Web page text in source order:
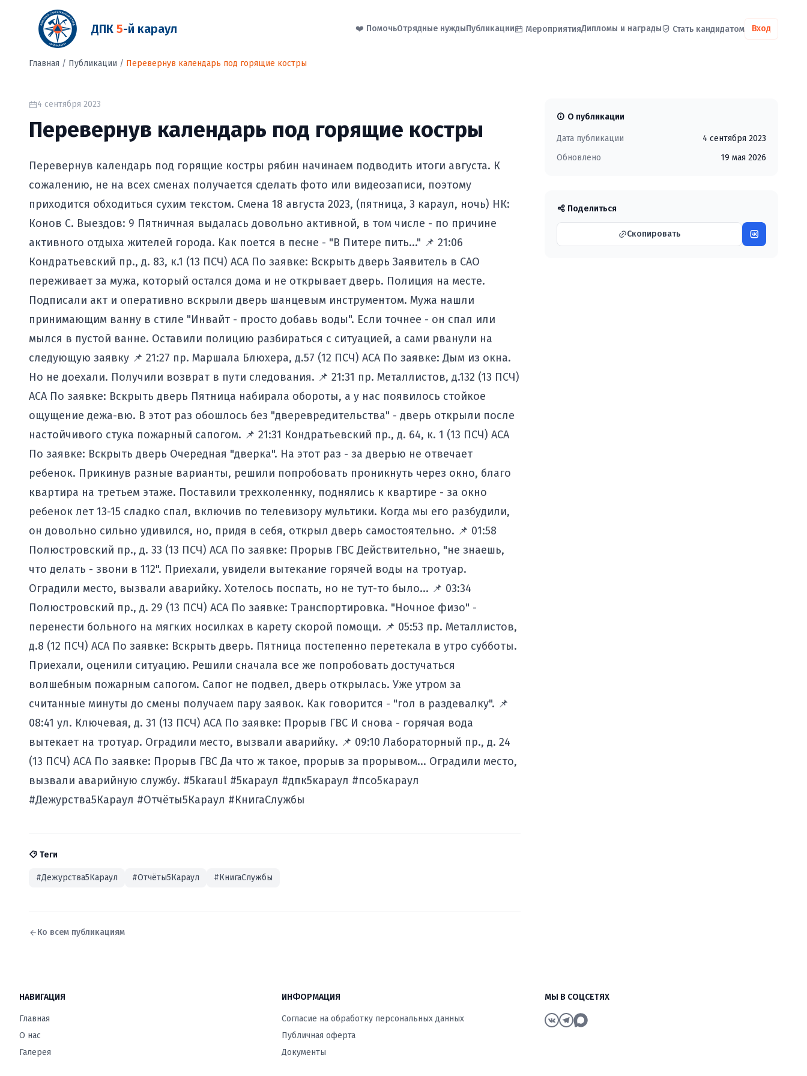
ДПК 5-й караул ❤️ ПомочьОтрядные нуждыПубликации МероприятияДипломы и награды Стать кандидатом Вход
Главная / Публикации / Перевернув календарь под горящие костры
4 сентября 2023
Перевернув календарь под горящие костры
Перевернув календарь под горящие костры рябин начинаем подводить итоги августа. К
сожалению, не на всех сменах получается сделать фото или видеозаписи, поэтому
приходится обходиться сухим текстом. Смена 18 августа 2023, (пятница, 3 караул, ночь) НК:
Конов С. Выездов: 9 Пятничная выдалась довольно активной, в том числе - по причине
активного отдыха жителей города. Как поется в песне - "В Питере пить..." 📌 21:06
Кондратьевский пр., д. 83, к.1 (13 ПСЧ) АСА По заявке: Вскрыть дверь Заявитель в САО
переживает за мужа, который остался дома и не открывает дверь. Полиция на месте.
Подписали акт и оперативно вскрыли дверь шанцевым инструментом. Мужа нашли
принимающим ванну в стиле "Инвайт - просто добавь воды". Если точнее - он спал или
мылся в пустой ванне. Оставили полицию разбираться с ситуацией, а сами рванули на
следующую заявку 📌 21:27 пр. Маршала Блюхера, д.57 (12 ПСЧ) АСА По заявке: Дым из окна.
Но не доехали. Получили возврат в пути следования. 📌 21:31 пр. Металлистов, д.132 (13 ПСЧ)
АСА По заявке: Вскрыть дверь Пятница набирала обороты, а у нас появилось стойкое
ощущение дежа-вю. В этот раз обошлось без "дверевредительства" - дверь открыли после
настойчивого стука пожарный сапогом. 📌 21:31 Кондратьевский пр., д. 64, к. 1 (13 ПСЧ) АСА
По заявке: Вскрыть дверь Очередная "дверка". На этот раз - за дверью не отвечает
ребенок. Прикинув разные варианты, решили попробовать проникнуть через окно, благо
квартира на третьем этаже. Поставили трехколеннку, поднялись к квартире - за окно
ребенок лет 13-15 сладко спал, включив по телевизору мультики. Когда мы его разбудили,
он довольно сильно удивился, но, придя в себя, открыл дверь самостоятельно. 📌 01:58
Полюстровский пр., д. 33 (13 ПСЧ) АСА По заявке: Прорыв ГВС Действительно, "не знаешь,
что делать - звони в 112". Приехали, увидели вытекание горячей воды на тротуар.
Оградили место, вызвали аварийку. Хотелось поспать, но не тут-то было... 📌 03:34
Полюстровский пр., д. 29 (13 ПСЧ) АСА По заявке: Транспортировка. "Ночное физо" -
перенести больного на мягких носилках в карету скорой помощи. 📌 05:53 пр. Металлистов,
д.8 (12 ПСЧ) АСА По заявке: Вскрыть дверь. Пятница постепенно перетекала в утро субботы.
Приехали, оценили ситуацию. Решили сначала все же попробовать достучаться
волшебным пожарным сапогом. Сапог не подвел, дверь открылась. Уже утром за
считанные минуты до смены получаем пару заявок. Как говорится - "гол в раздевалку". 📌
08:41 ул. Ключевая, д. 31 (13 ПСЧ) АСА По заявке: Прорыв ГВС И снова - горячая вода
вытекает на тротуар. Оградили место, вызвали аварийку. 📌 09:10 Лабораторный пр., д. 24
(13 ПСЧ) АСА По заявке: Прорыв ГВС Да что ж такое, прорыв за прорывом... Оградили место,
вызвали аварийную службу. #5karaul #5караул #дпк5караул #псо5караул
#Дежурства5Караул #Отчёты5Караул #КнигаСлужбы
Теги
#Дежурства5Караул #Отчёты5Караул #КнигаСлужбы
Ко всем публикациям
О публикации
Дата публикации
4 сентября 2023
Обновлено
19 мая 2026
Поделиться
Скопировать
НАВИГАЦИЯ
Главная
О нас
Галерея
ИНФОРМАЦИЯ
Согласие на обработку персональных данных
Публичная оферта
Документы
МЫ В СОЦСЕТЯХ